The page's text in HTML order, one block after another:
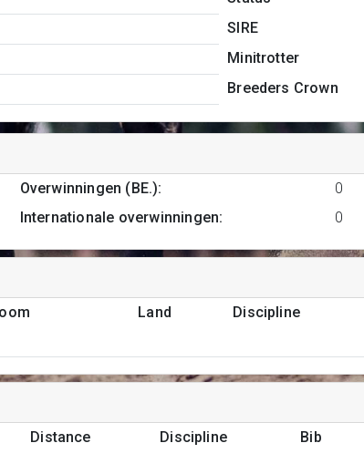
SIRE
Minitrotter
Breeders Crown
Overwinningen (BE.):
0
Internationale overwinningen: 0
Land Discipline
Distance Discipline Bib